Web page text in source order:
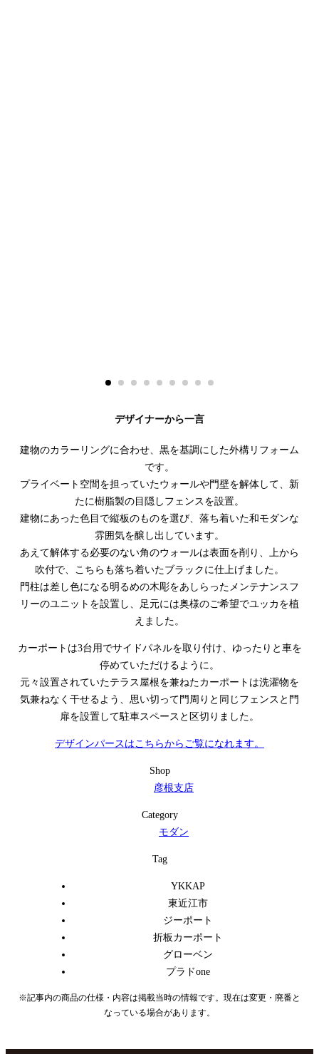
デザイナーから一言
建物のカラーリングに合わせ、黒を基調にした外構リフォーム
です。
プライベート空間を担っていたウォールや門壁を解体して、新
たに樹脂製の目隠しフェンスを設置。
建物にあった色目で縦板のものを選び、落ち着いた和モダンな
雰囲気を醸し出しています。
あえて解体する必要のない角のウォールは表面を削り、上から
吹付で、こちらも落ち着いたブラックに仕上げました。
門柱は差し色になる明るめの木彫をあしらったメンテナンスフ
リーのユニットを設置し、足元には奥様のご希望でユッカを植
えました。
カーポートは3台用でサイドパネルを取り付け、ゆったりと車を
停めていただけるように。
元々設置されていたテラス屋根を兼ねたカーポートは洗濯物を
気兼ねなく干せるよう、思い切って門周りと同じフェンスと門
扉を設置して駐車スペースと区切りました。
デザインパースはこちらからご覧になれます。
Shop
彦根支店
Category
モダン
Tag
YKKAP
東近江市
ジーポート
折板カーポート
グローベン
プラドone
※記事内の商品の仕様・内容は掲載当時の情報です。現在は変更・廃番と
なっている場合があります。